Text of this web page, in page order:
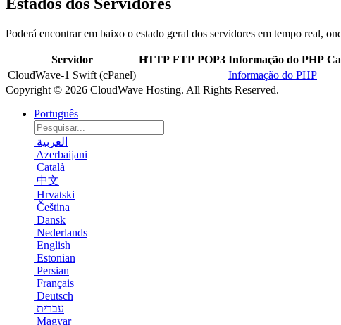
Poderá encontrar em baixo o estado geral dos servidores em tempo real,
Servidor HTTP FTP POP3 Informação do PHP
CloudWave-1 Swift (cPanel)
Informação do PHP
Copyright © 2026 CloudWave Hosting. All Rights Reserved.
Português
العربية
Azerbaijani
Català
中文
Hrvatski
Čeština
Dansk
Nederlands
English
Estonian
Persian
Français
Deutsch
עברית
Magyar